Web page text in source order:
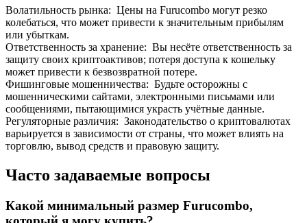
Реферал
Пригласите друга, чтобы получить денежные
вознаграждения
BTC Welcome Rewards
Волатильность рынка: Цены на Furucombo могут резко
колебаться, что может привести к значительным прибылям
или убыткам.
Ответственность за хранение: Вы несёте ответственность за
защиту своих криптоактивов; потеря доступа к кошельку
может привести к безвозвратной потере.
Фишинговые мошенничества: Будьте осторожны с
мошенническими сайтами, электронными письмами или
сообщениями, пытающимися украсть учётные данные.
Регуляторные различия: Законодательство о криптовалютах
варьируется в зависимости от страны, что может влиять на
торговлю, вывод средств и правовую защиту.
Часто задаваемые вопросы
Какой минимальный размер Furucombo,